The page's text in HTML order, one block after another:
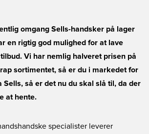
omgang Sells-handsker på lager
en rigtig god mulighed for at lave
Vi har nemlig halveret prisen på
sortimentet, så er du i markedet for
Sells, så er det nu du skal slå til, da der
at hente.
specialister leverer